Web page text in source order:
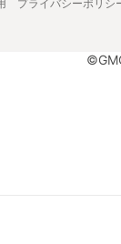
プライバシーポリシ